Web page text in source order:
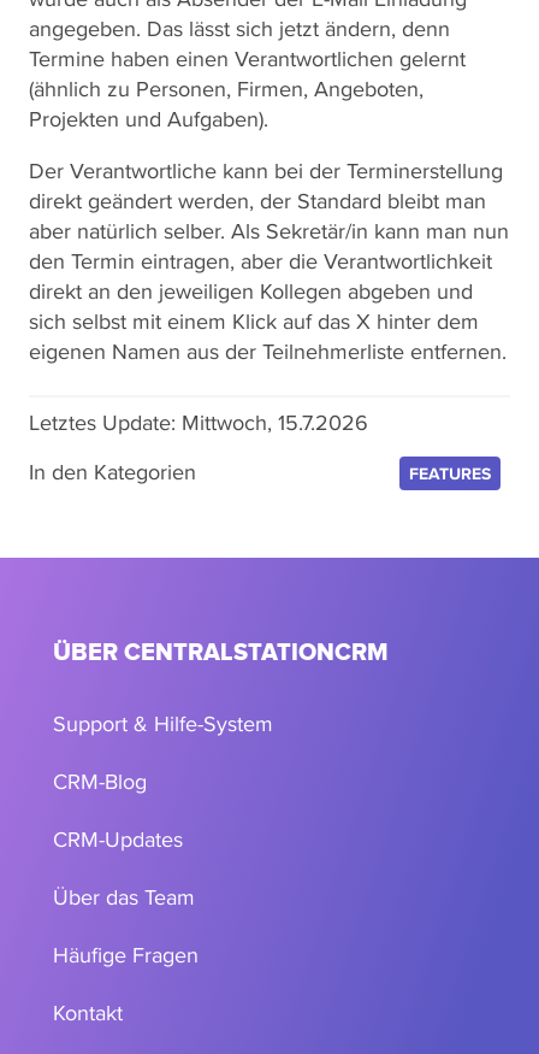
angegeben. Das lässt sich jetzt ändern, denn
Termine haben einen Verantwortlichen gelernt
(ähnlich zu Personen, Firmen, Angeboten,
Projekten und Aufgaben).
Der Verantwortliche kann bei der Terminerstellung
direkt geändert werden, der Standard bleibt man
aber natürlich selber. Als Sekretär/in kann man nun
den Termin eintragen, aber die Verantwortlichkeit
direkt an den jeweiligen Kollegen abgeben und
sich selbst mit einem Klick auf das X hinter dem
eigenen Namen aus der Teilnehmerliste entfernen.
Letztes Update: Mittwoch, 15.7.2026
In den Kategorien
FEATURES
ÜBER CENTRALSTATIONCRM
Support & Hilfe-System
CRM-Blog
CRM-Updates
Über das Team
Häufige Fragen
Kontakt